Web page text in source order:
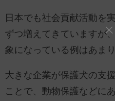
日本でも社会貢献活動を
ずつ増えてきていますが
象になっている例はあま
大きな企業が保護犬の支
ことで、動物保護などに